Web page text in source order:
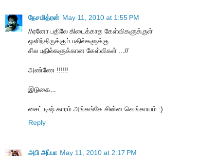
நேசமித்ரன் May 11, 2010 at 1:55 PM
//ஏனோ பதிலே கிடைக்காத கேள்விகளுக்குள்
ஒளிந்திருக்கும் பதில்களுக்கு
சில பதில்களுக்கான கேள்விகள் ...//
அண்ணே !!!!!!
இடுகை...
சைட் டிஷ் காரம் அங்கங்கே சின்ன வெங்காயம் :)
Reply
அபி அப்பா May 11, 2010 at 2:17 PM